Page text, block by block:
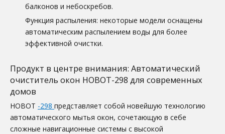
балконов и небоскребов.
Функция распыления: некоторые модели оснащены
автоматическим распылением воды для более
эффективной очистки.
Продукт в центре внимания: Автоматический
очиститель окон HOBOT-298 для современных
домов
HOBOT -298 представляет собой новейшую технологию
автоматического мытья окон, сочетающую в себе
сложные навигационные системы с высокой